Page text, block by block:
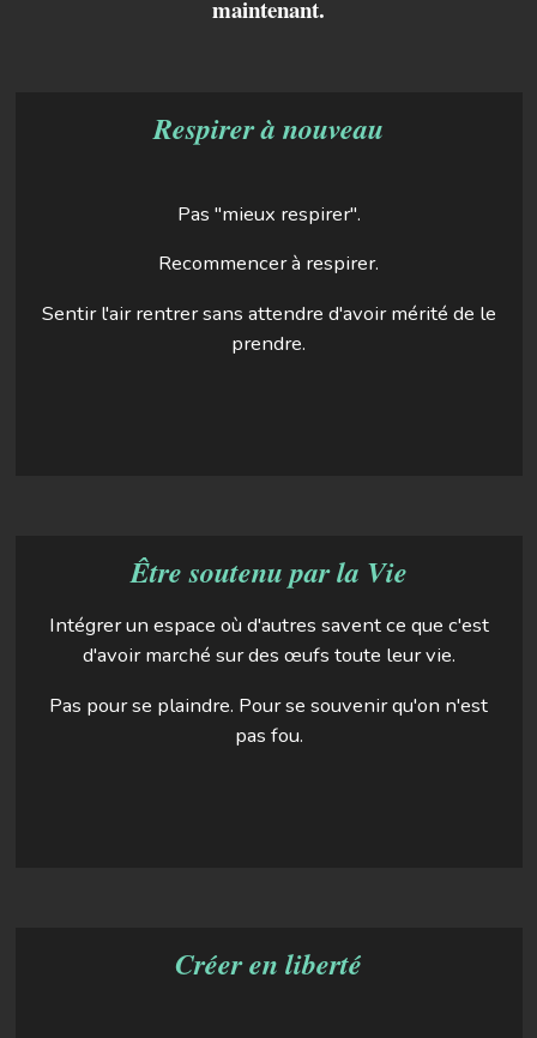
maintenant.
Respirer à nouveau
Pas "mieux respirer".
Recommencer à respirer.
Sentir l'air rentrer sans attendre d'avoir mérité de le
prendre.
Être soutenu par la Vie
Intégrer un espace où d'autres savent ce que c'est
d'avoir marché sur des œufs toute leur vie.
Pas pour se plaindre. Pour se souvenir qu'on n'est
pas fou.
Créer en liberté